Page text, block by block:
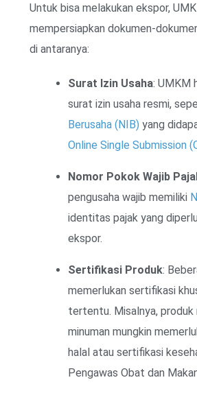
Untuk bisa melakukan ekspor,
mempersiapkan dokumen-
di antaranya:
Surat Izin Usaha: UMKM
surat izin usaha resmi,
Berusaha (NIB) yang
Online Single Submission
Nomor Pokok Wajib
pengusaha wajib memiliki
identitas pajak yang
ekspor.
Sertifikasi Produk:
memerlukan sertifikasi
tertentu. Misalnya, produk
minuman mungkin
halal atau sertifikasi
Pengawas Obat dan